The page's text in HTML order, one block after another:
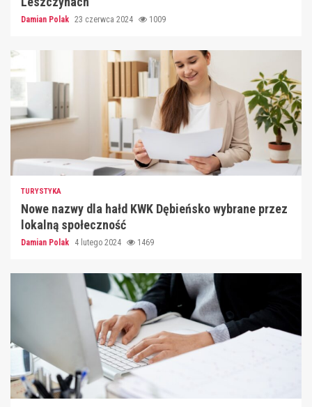
Damian Polak 23 czerwca 2024 1009
TURYSTYKA
Nowe nazwy dla hałd KWK Dębieńsko wybrane przez
lokalną społeczność
Damian Polak 4 lutego 2024 1469